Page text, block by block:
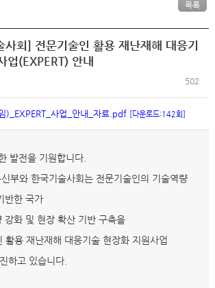
목록
회] 전문기술인 활용 재난재해 대응기
업(EXPERT) 안내
502
)_EXPERT_사업_안내_자료.pdf [다운로드:142회]
발전을 기원합니다.
부와 한국기술사회는 전문기술인의 기술역량
반한 국가
강화 및 현장 확산 기반 구축을
활용 재난재해 대응기술 현장화 지원사업
하고 있습니다.